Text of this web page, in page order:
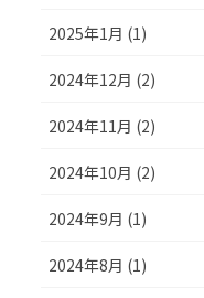
2025年1月 (1)
2024年12月 (2)
2024年11月 (2)
2024年10月 (2)
2024年9月 (1)
2024年8月 (1)